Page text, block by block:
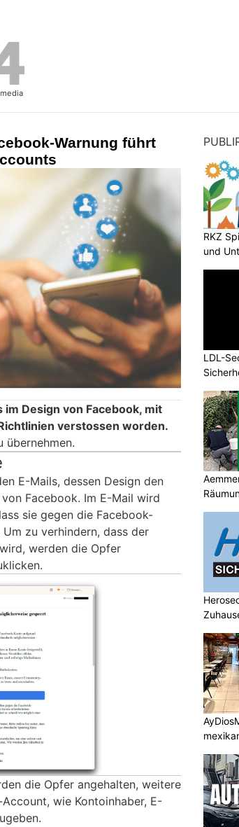
Warnung führt
Design von Facebook, mit
verstossen worden.
übernehmen.
E-Mails, dessen Design den
Facebook. Im E-Mail wird
sie gegen die Facebook-
zu verhindern, dass der
werden die Opfer
die Opfer angehalten, weitere
wie Kontoinhaber, E-
RKZ
und
LDL-